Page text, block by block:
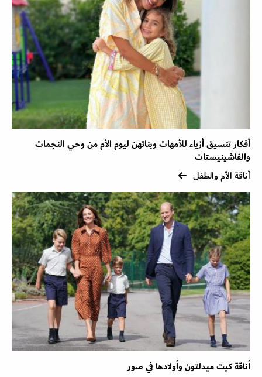
أفكار تنسيق أزياء للأمهات وبناتهن ليوم الأم من وحي النجمات
والفاشينيستات
أناقة الأم والطفل
أناقة كيت ميدلتون وأولادها في صور